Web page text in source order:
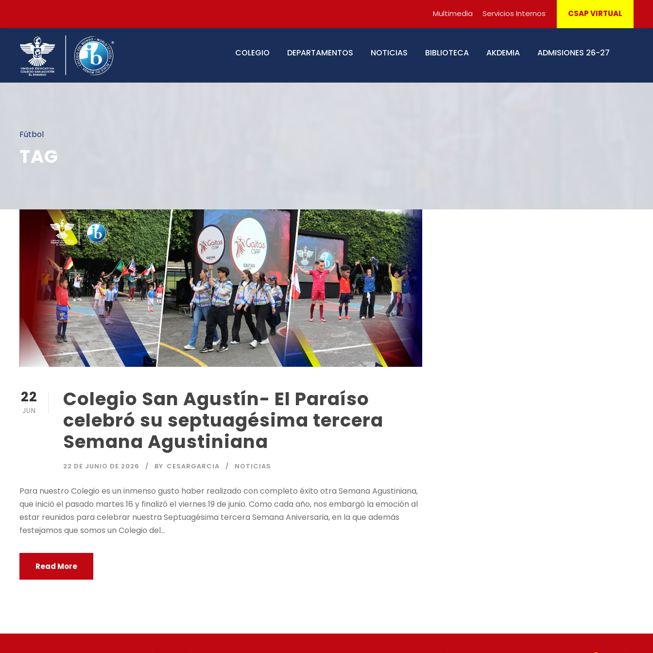
Multimedia Servicios Internos CSAP VIRTUAL
COLEGIO DEPARTAMENTOS NOTICIAS BIBLIOTECA AKDEMIA ADMISIONES 26-27
Fútbol
TAG
22
JUN
Colegio San Agustín- El Paraíso
celebró su septuagésima tercera
Semana Agustiniana
22 DE JUNIO DE 2026 BY CESARGARCIA NOTICIAS
Para nuestro Colegio es un inmenso gusto haber realizado con completo éxito otra Semana Agustiniana,
que inició el pasado martes 16 y finalizó el viernes 19 de junio. Como cada año, nos embargó la emoción al
estar reunidos para celebrar nuestra Septuagésima tercera Semana Aniversaria, en la que además
festejamos que somos un Colegio del...
Read More